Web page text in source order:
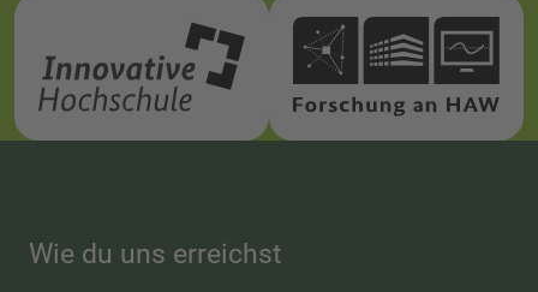
Wie du uns erreichst